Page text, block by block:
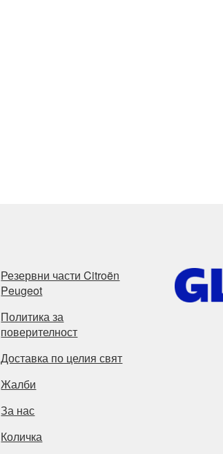
Резервни части Citroën
Peugeot
Политика за
поверителност
Доставка по целия свят
Жалби
За нас
Количка